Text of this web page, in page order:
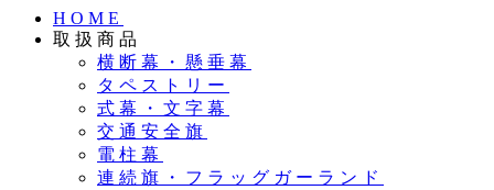
HOME
取扱商品
横断幕・懸垂幕
タペストリー
式幕・文字幕
交通安全旗
電柱幕
連続旗・フラッグガーランド